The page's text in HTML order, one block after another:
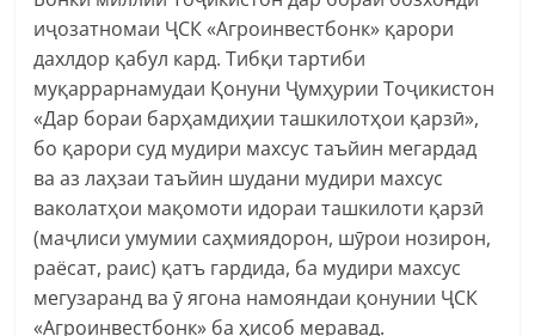
иҷозатномаи ҶСК «Агроинвестбонк» қарори
дахлдор қабул кард. Тибқи тартиби
муқаррарнамудаи Қонуни Ҷумҳурии Тоҷикистон
«Дар бораи барҳамдиҳии ташкилотҳои қарзӣ»,
бо қарори суд мудири махсус таъйин мегардад
ва аз лаҳзаи таъйин шудани мудири махсус
ваколатҳои мақомоти идораи ташкилоти қарзӣ
(маҷлиси умумии саҳмиядорон, шӯрои нозирон,
раёсат, раис) қатъ гардида, ба мудири махсус
мегузаранд ва ӯ ягона намояндаи қонунии ҶСК
«Агроинвестбонк» ба ҳисоб меравад.